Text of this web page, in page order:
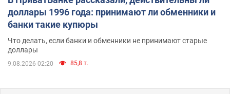
доллары 1996 года: принимают ли обменники и
банки такие купюры
Что делать, если банки и обменники не принимают старые
доллары
9.08.2026 02:20 85,8 т.